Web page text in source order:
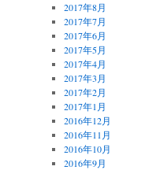
2017年8月
2017年7月
2017年6月
2017年5月
2017年4月
2017年3月
2017年2月
2017年1月
2016年12月
2016年11月
2016年10月
2016年9月